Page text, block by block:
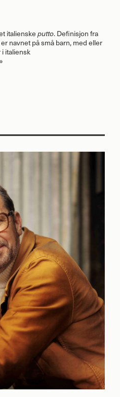
italienske putto. Definisjon fra
navnet på små barn, med eller
italiensk